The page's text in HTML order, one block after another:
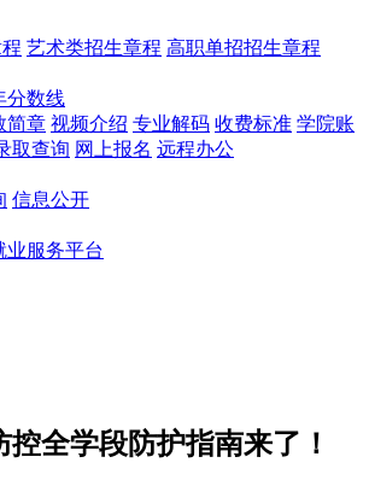
艺术类招生章程 高职单招招生章程
分数线
简章 视频介绍 专业解码 收费标准 学院账
取查询 网上报名 远程办公
信息公开
业服务平台
全学段防护指南来了！